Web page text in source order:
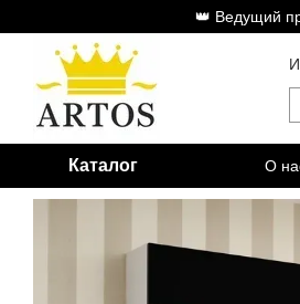
Перейти к основному контенту
👑 Ведущий
Каталог О